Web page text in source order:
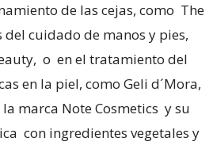
de las cejas, como The
cuidado de manos y pies,
o en el tratamiento del
en la piel, como Geli d´Mora,
marca Note Cosmetics y su
con ingredientes vegetales y